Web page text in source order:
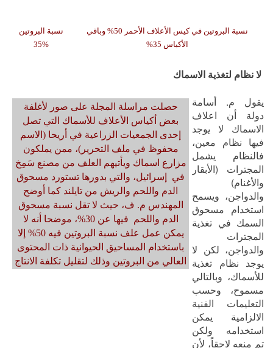
نسبة البروتين في كيس الأعلاف الأحمر 50% وباقي
الأكياس 35%
نسبة البروتين
%35
لا نظام لتغذية الاسماك
حصلت مراسلة المجلة على صور لأغلفة
بعض أكياس الأعلاف للأسماك التي تصل
إحدى الجمعيات الزراعية في أريحا (الاسم
محفوظ في ملف التحرير)، ممن يملكون
مزارع اسماك ويأتيهم العلف من مصنع سَمِخ
في إسرائيل، والتي بدورها تستورد مسحوق
الدم واللحم والريش من تايلند كما أوضح
المهندس م. ف، حيث لا تقل نسبة مسحوق
الدم واللحم فيها عن 30%، موضحا أنه لا
يمكن عمل علف نسبة البروتين فيه 50% إلا
باستخدام المساحيق الحيوانية ذات المحتوى
العالي من البروتين وذلك لتقليل تكلفة الانتاج
يقول م. أسامة
دولة أن اعلاف
الاسماك لا يوجد
فيها نظام معين،
فالنظام يشمل
المجترات (الأبقار
والأغنام)
والدواجن، ويسمح
استخدام مسحوق
السمك في تغذية
المجترات
والدواجن، لكن لا
يوجد نظام تغذية
للأسماك، وبالتالي
مسموح، وحسب
التعليمات الفنية
الالزامية يمكن
استخدامه ولكن
تم منعه لاحقاً، لأن